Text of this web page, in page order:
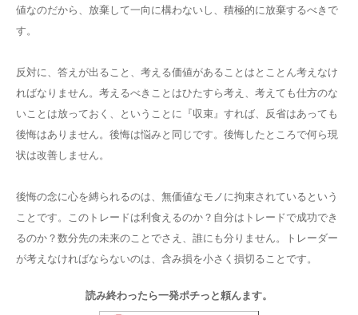
値なのだから、放棄して一向に構わないし、積極的に放棄するべきで
す。
反対に、答えが出ること、考える価値があることはとことん考えなけ
ればなりません。考えるべきことはひたすら考え、考えても仕方のな
いことは放っておく、ということに『収束』すれば、反省はあっても
後悔はありません。後悔は悩みと同じです。後悔したところで何ら現
状は改善しません。
後悔の念に心を縛られるのは、無価値なモノに拘束されているという
ことです。このトレードは利食えるのか？自分はトレードで成功でき
るのか？数分先の未来のことでさえ、誰にも分りません。トレーダー
が考えなければならないのは、含み損を小さく損切ることです。
読み終わったら一発ポチっと頼んます。